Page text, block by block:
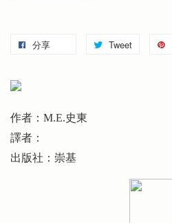
分享 Tweet
作者：M.E.史東
譯者：
出版社：崇基